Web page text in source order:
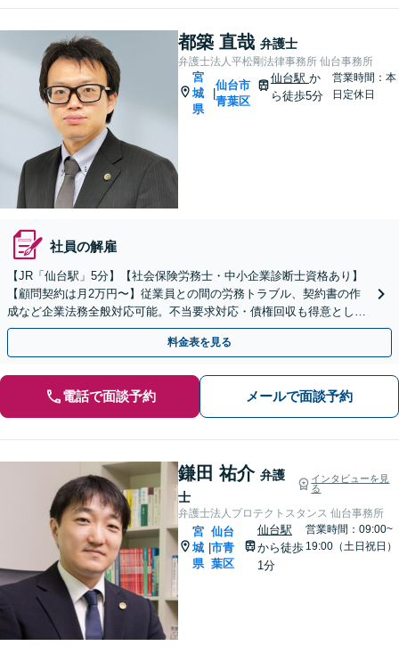
都築 直哉 弁護士
弁護士法人平松剛法律事務所 仙台事務所
宮
城
県
仙台市
青葉区
仙台駅 か
ら徒歩5分
営業時間：本
日定休日
社員の解雇
【JR「仙台駅」5分】【社会保険労務士・中小企業診断士資格あり】
【顧問契約は月2万円〜】従業員との間の労務トラブル、契約書の作
成など企業法務全般対応可能。不当要求対応・債権回収も得意として
います。顧問契約でトラブル回避のお手伝いを致します。
料金表を見る
電話で面談予約 メールで面談予約
鎌田 祐介 弁護
士
インタビューを見
る
弁護士法人プロテクトスタンス 仙台事務所
宮
城
県
仙台
市青
葉区
仙台駅
から徒歩
1分
営業時間：09:00~
19:00（土日祝日）